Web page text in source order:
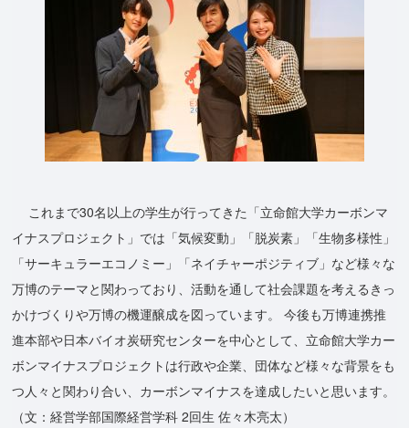
これまで30名以上の学生が行ってきた「立命館大学カーボンマ
イナスプロジェクト」では「気候変動」「脱炭素」「生物多様性」
「サーキュラーエコノミー」「ネイチャーポジティブ」など様々な
万博のテーマと関わっており、活動を通して社会課題を考えるきっ
かけづくりや万博の機運醸成を図っています。 今後も万博連携推
進本部や日本バイオ炭研究センターを中心として、立命館大学カー
ボンマイナスプロジェクトは行政や企業、団体など様々な背景をも
つ人々と関わり合い、カーボンマイナスを達成したいと思います。
（文：経営学部国際経営学科 2回生 佐々木亮太）